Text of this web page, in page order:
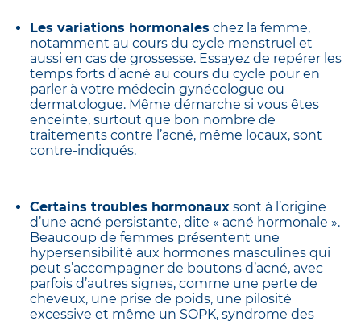
Les variations hormonales chez la femme,
notamment au cours du cycle menstruel et
aussi en cas de grossesse. Essayez de repérer les
temps forts d’acné au cours du cycle pour en
parler à votre médecin gynécologue ou
dermatologue. Même démarche si vous êtes
enceinte, surtout que bon nombre de
traitements contre l’acné, même locaux, sont
contre-indiqués.
Certains troubles hormonaux sont à l’origine
d’une acné persistante, dite « acné hormonale ».
Beaucoup de femmes présentent une
hypersensibilité aux hormones masculines qui
peut s’accompagner de boutons d’acné, avec
parfois d’autres signes, comme une perte de
cheveux, une prise de poids, une pilosité
excessive et même un SOPK, syndrome des